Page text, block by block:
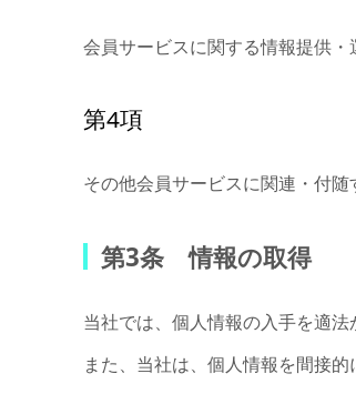
会員サービスに関する情報提供・
第4項
その他会員サービスに関連・付随
第3条 情報の取得
当社では、個人情報の入手を適
また、当社は、個人情報を間接